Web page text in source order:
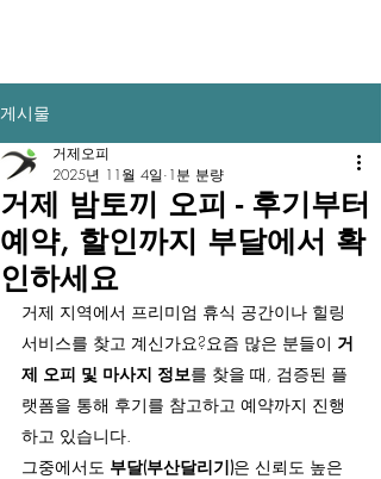
게시물
거제 밤토끼 오피 - 후기부터
예약, 할인까지 부달에서 확
인하세요
거제오피
2025년 11월 4일 1분 분량
거제 지역에서 프리미엄 휴식 공간이나 힐링
서비스를 찾고 계신가요?요즘 많은 분들이 거
제 오피 및 마사지 정보를 찾을 때, 검증된 플
랫폼을 통해 후기를 참고하고 예약까지 진행
하고 있습니다.
그중에서도 부달(부산달리기)은 신뢰도 높은